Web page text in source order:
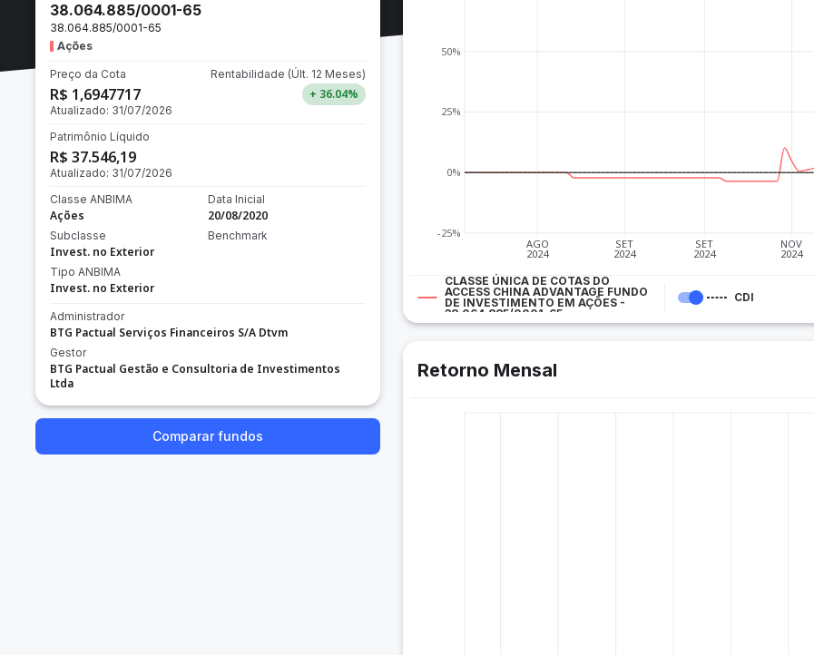
38.064.885/0001-65
38.064.885/0001-65
Ações
Preço da Cota
R$ 1,6947717
Atualizado: 31/07/2026
Rentabilidade (Últ. 12 Meses)
+ 36.04%
Patrimônio Líquido
R$ 37.546,19
Atualizado: 31/07/2026
Classe ANBIMA
Ações
Subclasse
Invest. no Exterior
Tipo ANBIMA
Invest. no Exterior
Data Inicial
20/08/2020
Benchmark
Administrador
BTG Pactual Serviços Financeiros S/A Dtvm
Gestor
BTG Pactual Gestão e Consultoria de Investimentos
Ltda
Comparar fundos
AGO
2024
SET
2024
SET
2024
NOV
2024
-25%
0%
25%
50%
CLASSE ÚNICA DE COTAS DO
ACCESS CHINA ADVANTAGE FUNDO
DE INVESTIMENTO EM AÇÕES -
38.064.885/0001-65
CDI
Retorno Mensal